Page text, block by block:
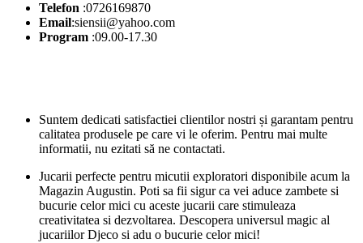
Telefon :0726169870
Email:siensii@yahoo.com
Program :09.00-17.30
Suntem dedicati satisfactiei clientilor nostri și garantam pentru
calitatea produsele pe care vi le oferim. Pentru mai multe
informatii, nu ezitati să ne contactati.
Jucarii perfecte pentru micutii exploratori disponibile acum la
Magazin Augustin. Poti sa fii sigur ca vei aduce zambete si
bucurie celor mici cu aceste jucarii care stimuleaza
creativitatea si dezvoltarea. Descopera universul magic al
jucariilor Djeco si adu o bucurie celor mici!